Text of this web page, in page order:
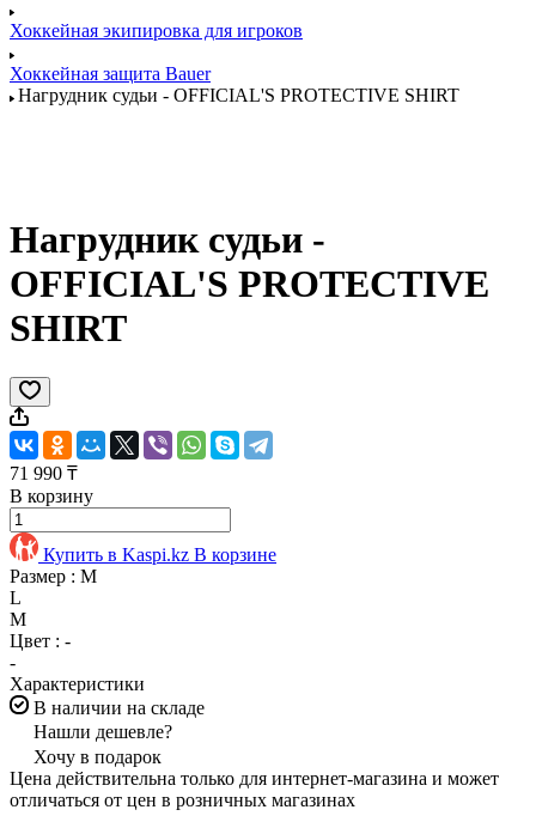
Хоккейная экипировка для игроков
Хоккейная защита Bauer
Нагрудник судьи - OFFICIAL'S PROTECTIVE SHIRT
Нагрудник судьи -
OFFICIAL'S PROTECTIVE
SHIRT
71 990 ₸
В корзину
Купить в Kaspi.kz В корзине
Размер : M
L
M
Цвет : -
-
Характеристики
В наличии на складе
Нашли дешевле?
Хочу в подарок
Цена действительна только для интернет-магазина и может
отличаться от цен в розничных магазинах